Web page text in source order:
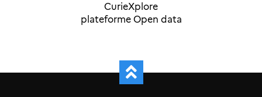
CurieXplore
plateforme Open data